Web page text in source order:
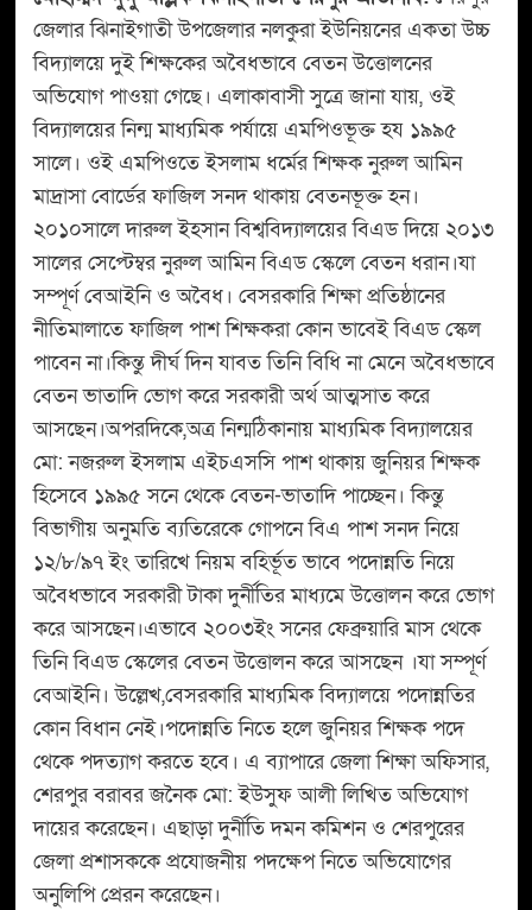
জেলার ঝিনাইগাতী উপজেলার নলকুরা ইউনিয়নের একতা উচ্চ
বিদ্যালয়ে দুই শিক্ষকের অবৈধভাবে বেতন উত্তোলনের
অভিযোগ পাওয়া গেছে। এলাকাবাসী সুত্রে জানা যায়, ওই
বিদ্যালয়ের নিন্ম মাধ্যমিক পর্যায়ে এমপিওভূক্ত হয ১৯৯৫
সালে। ওই এমপিওতে ইসলাম ধর্মের শিক্ষক নুরুল আমিন
মাদ্রাসা বোর্ডের ফাজিল সনদ থাকায় বেতনভূক্ত হন।
২০১০সালে দারুল ইহসান বিশ্ববিদ্যালয়ের বিএড দিয়ে ২০১৩
সালের সেপ্টেম্বর নুরুল আমিন বিএড স্কেলে বেতন ধরান।যা
সম্পূর্ণ বেআইনি ও অবৈধ। বেসরকারি শিক্ষা প্রতিষ্ঠানের
নীতিমালাতে ফাজিল পাশ শিক্ষকরা কোন ভাবেই বিএড স্কেল
পাবেন না।কিন্তু দীর্ঘ দিন যাবত তিনি বিধি না মেনে অবৈধভাবে
বেতন ভাতাদি ভোগ করে সরকারী অর্থ আত্মসাত করে
আসছেন।অপরদিকে,অত্র নিন্মঠিকানায় মাধ্যমিক বিদ্যালয়ের
মো: নজরুল ইসলাম এইচএসসি পাশ থাকায় জুনিয়র শিক্ষক
হিসেবে ১৯৯৫ সনে থেকে বেতন-ভাতাদি পাচ্ছেন। কিন্তু
বিভাগীয় অনুমতি ব্যতিরেকে গোপনে বিএ পাশ সনদ নিয়ে
১২/৮/৯৭ ইং তারিখে নিয়ম বহির্ভূত ভাবে পদোন্নতি নিয়ে
অবৈধভাবে সরকারী টাকা দুর্নীতির মাধ্যমে উত্তোলন করে ভোগ
করে আসছেন।এভাবে ২০০৩ইং সনের ফেব্রুয়ারি মাস থেকে
তিনি বিএড স্কেলের বেতন উত্তোলন করে আসছেন ।যা সম্পূর্ণ
বেআইনি। উল্লেখ,বেসরকারি মাধ্যমিক বিদ্যালয়ে পদোন্নতির
কোন বিধান নেই।পদোন্নতি নিতে হলে জুনিয়র শিক্ষক পদে
থেকে পদত্যাগ করতে হবে। এ ব্যাপারে জেলা শিক্ষা অফিসার,
শেরপুর বরাবর জনৈক মো: ইউসুফ আলী লিখিত অভিযোগ
দায়ের করেছেন। এছাড়া দুর্নীতি দমন কমিশন ও শেরপুরের
জেলা প্রশাসককে প্রযোজনীয় পদক্ষেপ নিতে অভিযোগের
অনুলিপি প্রেরন করেছেন।